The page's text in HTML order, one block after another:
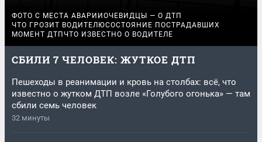
ФОТО С МЕСТА АВАРИИ ОЧЕВИДЦЫ — О ДТП
ЧТО ГРОЗИТ ВОДИТЕЛЮСОСТОЯНИЕ ПОСТРАДАВШИХ
МОМЕНТ ДТП ЧТО ИЗВЕСТНО О ВОДИТЕЛЕ
СБИЛИ 7 ЧЕЛОВЕК: ЖУТКОЕ ДТП
Пешеходы в реанимации и кровь на столбах: всё, что
известно о жутком ДТП возле «Голубого огонька» — там
сбили семь человек
32 минуты